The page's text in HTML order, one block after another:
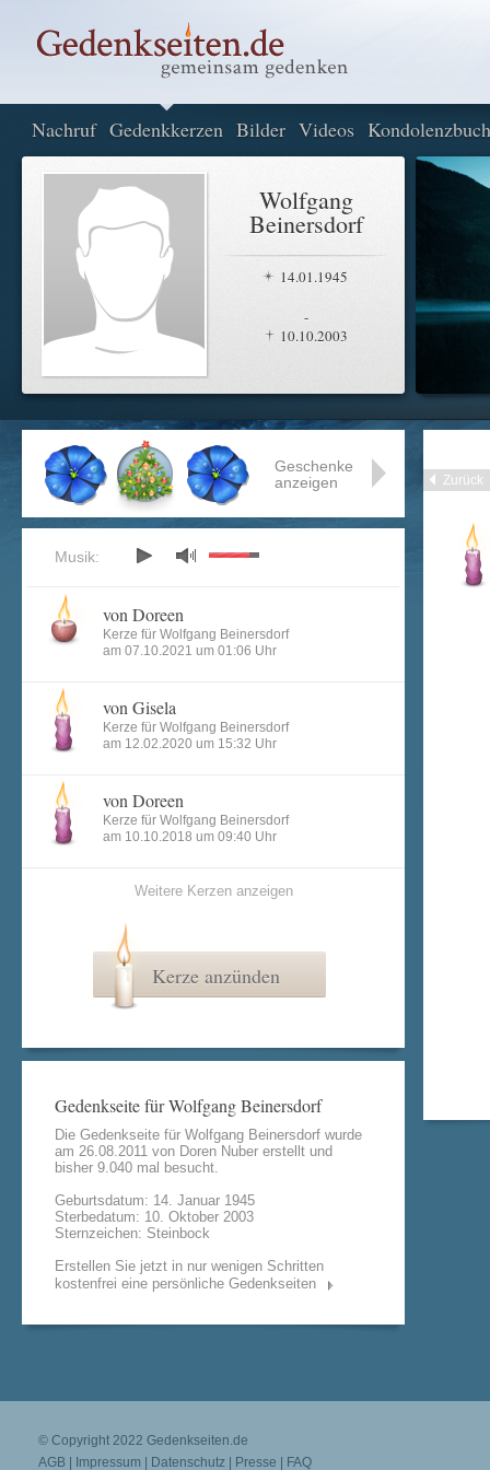
Nachruf Gedenkkerzen Bilder Videos Kondolenzbuch
Wolfgang
Beinersdorf
14.01.1945
-
10.10.2003
Zurück
Geschenke
anzeigen
Musik:
von Doreen
Kerze für Wolfgang Beinersdorf
am 07.10.2021 um 01:06 Uhr
von Gisela
Kerze für Wolfgang Beinersdorf
am 12.02.2020 um 15:32 Uhr
von Doreen
Kerze für Wolfgang Beinersdorf
am 10.10.2018 um 09:40 Uhr
Weitere Kerzen anzeigen
Kerze anzünden
Gedenkseite für Wolfgang Beinersdorf
Die Gedenkseite für Wolfgang Beinersdorf wurde
am 26.08.2011 von Doren Nuber erstellt und
bisher 9.040 mal besucht.
Geburtsdatum: 14. Januar 1945
Sterbedatum: 10. Oktober 2003
Sternzeichen: Steinbock
Erstellen Sie jetzt in nur wenigen Schritten
kostenfrei eine persönliche Gedenkseiten
© Copyright 2022 Gedenkseiten.de
AGB
Impressum Datenschutz Presse
FAQ